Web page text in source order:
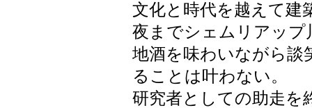
文化と時代を越えて建
夜までシェムリアップ
地酒を味わいながら談
ることは叶わない。
研究者としての助走を